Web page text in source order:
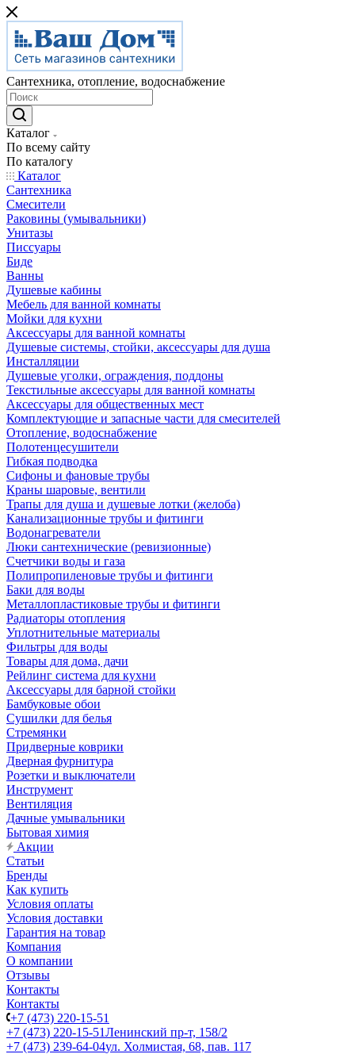
Сантехника, отопление, водоснабжение
Каталог
По всему сайту
По каталогу
Каталог
Сантехника
Смесители
Раковины (умывальники)
Унитазы
Писсуары
Биде
Ванны
Душевые кабины
Мебель для ванной комнаты
Мойки для кухни
Аксессуары для ванной комнаты
Душевые системы, стойки, аксессуары для душа
Инсталляции
Душевые уголки, ограждения, поддоны
Текстильные аксессуары для ванной комнаты
Аксессуары для общественных мест
Комплектующие и запасные части для смесителей
Отопление, водоснабжение
Полотенцесушители
Гибкая подводка
Сифоны и фановые трубы
Краны шаровые, вентили
Трапы для душа и душевые лотки (желоба)
Канализационные трубы и фитинги
Водонагреватели
Люки сантехнические (ревизионные)
Счетчики воды и газа
Полипропиленовые трубы и фитинги
Баки для воды
Металлопластиковые трубы и фитинги
Радиаторы отопления
Уплотнительные материалы
Фильтры для воды
Товары для дома, дачи
Рейлинг система для кухни
Аксессуары для барной стойки
Бамбуковые обои
Сушилки для белья
Стремянки
Придверные коврики
Дверная фурнитура
Розетки и выключатели
Инструмент
Вентиляция
Дачные умывальники
Бытовая химия
Акции
Статьи
Бренды
Как купить
Условия оплаты
Условия доставки
Гарантия на товар
Компания
О компании
Отзывы
Контакты
Контакты
+7 (473) 220-15-51
+7 (473) 220-15-51Ленинский пр-т, 158/2
+7 (473) 239-64-04ул. Холмистая, 68, пав. 117